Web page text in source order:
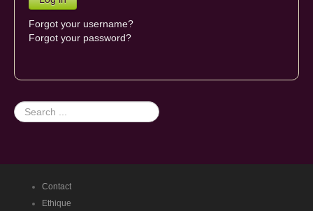
Forgot your username?
Forgot your password?
Search
...
Contact
Ethique